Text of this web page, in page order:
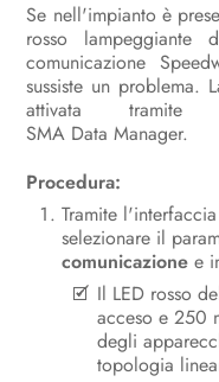
Se nell'impianto è
rosso lampeggiante
comunicazione
sussiste un problema.
attivata tramite
SMA Data Manager.
Procedura:
Tramite
selezionare il
comunicazione e
Il LED rosso
acceso e 250
degli
topologia